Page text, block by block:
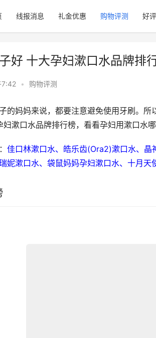
线报消息 礼金优惠 购物评测 好
好 十大孕妇漱口水品牌排
7:42 • 购物评测
妈妈来说，都要注意避免使用牙刷。所
漱口水品牌排行榜，看看孕妇用漱口水哪
： 佳口林漱口水、皓乐齿(Ora2)漱口水、
妮漱口水、袋鼠妈妈孕妇漱口水、十月天